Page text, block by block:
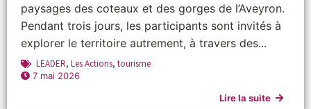
paysages des coteaux et des gorges de l’Aveyron.
Pendant trois jours, les participants sont invités à
explorer le territoire autrement, à travers des...
LEADER, Les Actions, tourisme
7 mai 2026
Lire la suite